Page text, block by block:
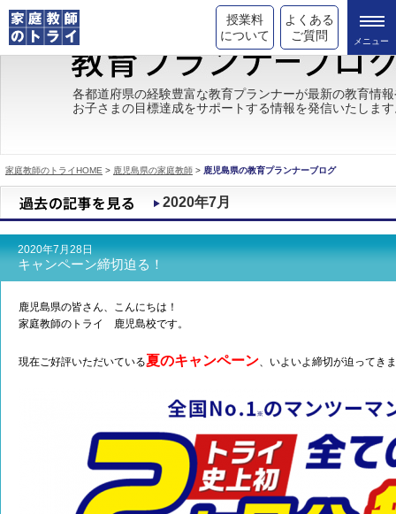
授業料
について
よくある
ご質問
トライの教育理念
成績が上がる理由
都道府県別情報
合格体験談
キャンペーン情報
各都道府県の経験豊富な教育プランナーが最新の教育情
お子さまの目標達成をサポートする情報を発信いたしま
家庭教師のトライHOME > 鹿児島県の家庭教師 > 鹿児島県の教育プランナーブログ
2020年7月
2020年7月28日
キャンペーン締切迫る！
鹿児島県の皆さん、こんにちは！
家庭教師のトライ 鹿児島校です。
現在ご好評いただいている夏のキャンペーン、いよいよ締切が迫ってき